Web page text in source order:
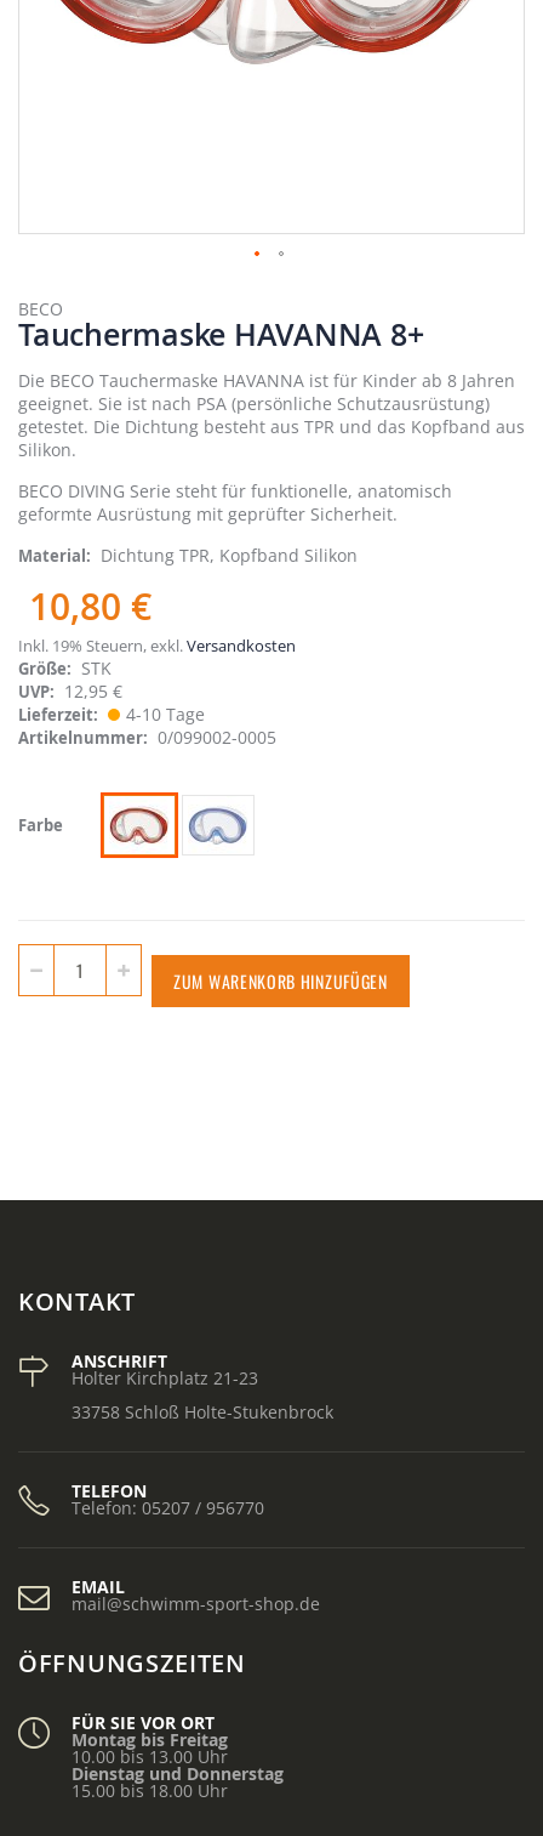
Anfang
der
Bildergalerie
springen
BECO
Tauchermaske HAVANNA 8+
Die BECO Tauchermaske HAVANNA ist für Kinder ab 8 Jahren
geeignet. Sie ist nach PSA (persönliche Schutzausrüstung)
getestet. Die Dichtung besteht aus TPR und das Kopfband aus
Silikon.
BECO DIVING Serie steht für funktionelle, anatomisch
geformte Ausrüstung mit geprüfter Sicherheit.
Material Dichtung TPR, Kopfband Silikon
10,80 €
Inkl. 19% Steuern,exkl. Versandkosten
Größe
STK
UVP: 12,95 €
Lieferzeit 4-10 Tage
Artikelnummer 0/099002-0005
Farbe
ZUM WARENKORB HINZUFÜGEN
KONTAKT
ANSCHRIFT
Holter Kirchplatz 21-23
33758 Schloß Holte-Stukenbrock
TELEFON
Telefon: 05207 / 956770
EMAIL
mail@schwimm-sport-shop.de
ÖFFNUNGSZEITEN
FÜR SIE VOR ORT
Montag bis Freitag
10.00 bis 13.00 Uhr
Dienstag und Donnerstag
15.00 bis 18.00 Uhr